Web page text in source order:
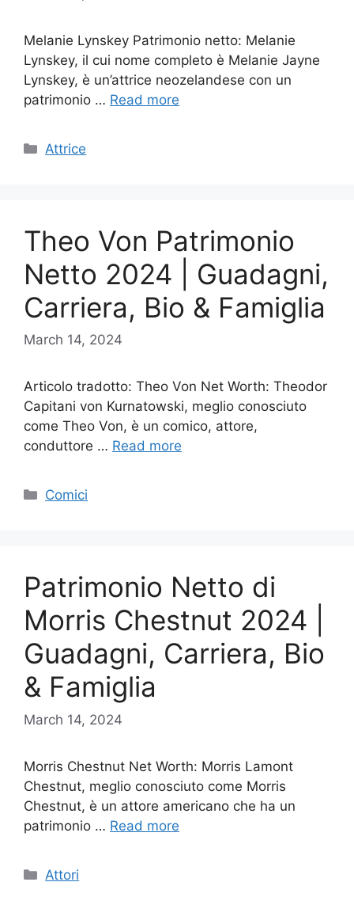
Melanie Lynskey Patrimonio netto: Melanie
Lynskey, il cui nome completo è Melanie Jayne
Lynskey, è un’attrice neozelandese con un
patrimonio … Read more
Categories
Attrice
Theo Von Patrimonio
Netto 2024 | Guadagni,
Carriera, Bio & Famiglia
March 14, 2024
Articolo tradotto: Theo Von Net Worth: Theodor
Capitani von Kurnatowski, meglio conosciuto
come Theo Von, è un comico, attore,
conduttore … Read more
Categories
Comici
Patrimonio Netto di
Morris Chestnut 2024 |
Guadagni, Carriera, Bio
& Famiglia
March 14, 2024
Morris Chestnut Net Worth: Morris Lamont
Chestnut, meglio conosciuto come Morris
Chestnut, è un attore americano che ha un
patrimonio … Read more
Categories
Attori